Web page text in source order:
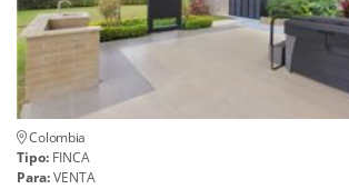
Colombia
Tipo: FINCA
Para:VENTA